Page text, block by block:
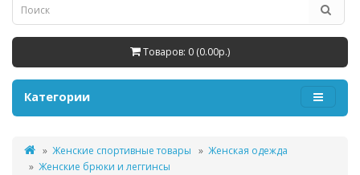
Товаров: 0 (0.00р.)
Категории
Женские спортивные товары
Женская одежда
Женские брюки и леггинсы